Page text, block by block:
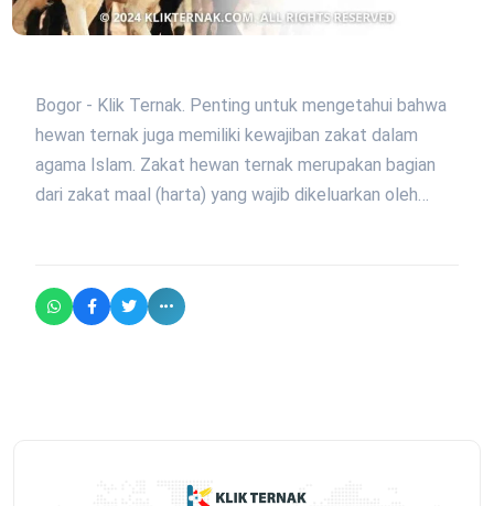
Bogor - Klik Ternak. Penting untuk mengetahui bahwa
hewan ternak juga memiliki kewajiban zakat dalam
agama Islam. Zakat hewan ternak merupakan bagian
dari zakat maal (harta) yang wajib dikeluarkan oleh…